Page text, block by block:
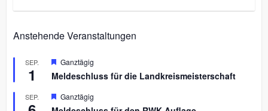
Anstehende Veranstaltungen
SEP.
1
H
r
o
r
Ganztägig
Meldeschluss für die Landkreismeisterschaft
SEP.
H
Ganztägig